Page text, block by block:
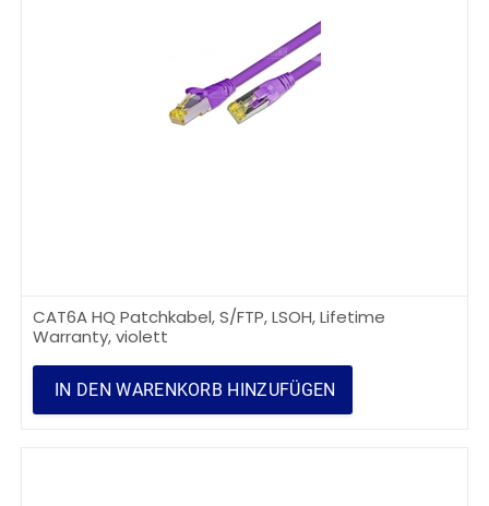
CAT6A HQ Patchkabel, S/FTP, LSOH, Lifetime
Warranty, violett
IN DEN WARENKORB HINZUFÜGEN